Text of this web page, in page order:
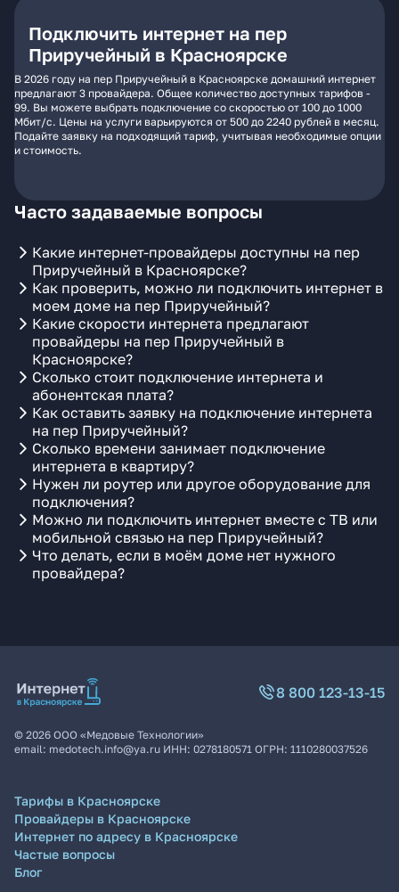
Подключить интернет на пер
Приручейный в Красноярске
В 2026 году на пер Приручейный в Красноярске домашний интернет
предлагают 3 провайдера. Общее количество доступных тарифов -
99. Вы можете выбрать подключение со скоростью от 100 до 1000
Мбит/с. Цены на услуги варьируются от 500 до 2240 рублей в месяц.
Подайте заявку на подходящий тариф, учитывая необходимые опции
и стоимость.
Часто задаваемые вопросы
Какие интернет-провайдеры доступны на пер
Приручейный в Красноярске?
Как проверить, можно ли подключить интернет в
моем доме на пер Приручейный?
Какие скорости интернета предлагают
провайдеры на пер Приручейный в
Красноярске?
Сколько стоит подключение интернета и
абонентская плата?
Как оставить заявку на подключение интернета
на пер Приручейный?
Сколько времени занимает подключение
интернета в квартиру?
Нужен ли роутер или другое оборудование для
подключения?
Можно ли подключить интернет вместе с ТВ или
мобильной связью на пер Приручейный?
Что делать, если в моём доме нет нужного
провайдера?
8 800 123-13-15
© 2026 ООО «Медовые Технологии»
email: medotech.info@ya.ru ИНН: 0278180571 ОГРН: 1110280037526
Тарифы в Красноярске
Провайдеры в Красноярске
Интернет по адресу в Красноярске
Частые вопросы
Блог